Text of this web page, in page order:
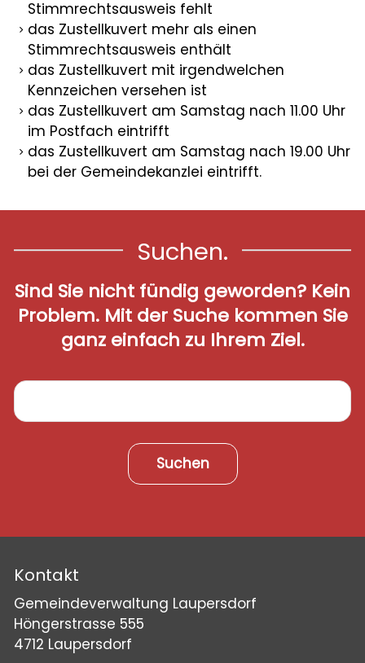
Stimmrechtsausweis fehlt
das Zustellkuvert mehr als einen
Stimmrechtsausweis enthält
das Zustellkuvert mit irgendwelchen
Kennzeichen versehen ist
das Zustellkuvert am Samstag nach 11.00 Uhr
im Postfach eintrifft
das Zustellkuvert am Samstag nach 19.00 Uhr
bei der Gemeindekanzlei eintrifft.
Suchen.
Sind Sie nicht fündig geworden? Kein
Problem. Mit der Suche kommen Sie
ganz einfach zu Ihrem Ziel.
Suchen
Kontakt
Gemeindeverwaltung Laupersdorf
Höngerstrasse 555
4712 Laupersdorf